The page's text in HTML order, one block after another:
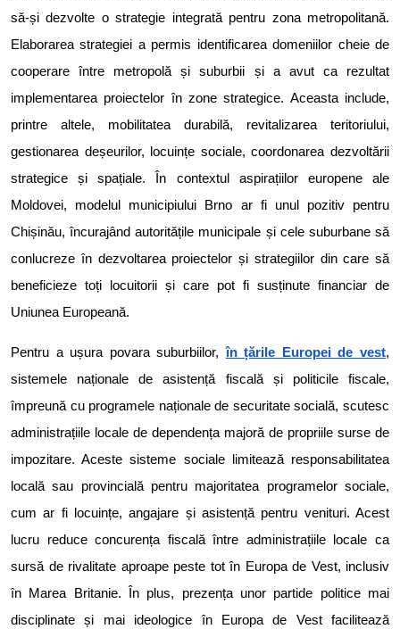
să-și dezvolte o strategie integrată pentru zona metropolitană.
Elaborarea strategiei a permis identificarea domeniilor cheie de
cooperare între metropolă și suburbii și a avut ca rezultat
implementarea proiectelor în zone strategice. Aceasta include,
printre altele, mobilitatea durabilă, revitalizarea teritoriului,
gestionarea deșeurilor, locuințe sociale, coordonarea dezvoltării
strategice și spațiale. În contextul aspirațiilor europene ale
Moldovei, modelul municipiului Brno ar fi unul pozitiv pentru
Chișinău, încurajând autoritățile municipale și cele suburbane să
conlucreze în dezvoltarea proiectelor și strategiilor din care să
beneficieze toți locuitorii și care pot fi susținute financiar de
Uniunea Europeană.
Pentru a ușura povara suburbiilor,în țările Europei de vest,
sistemele naționale de asistență fiscală și politicile fiscale,
împreună cu programele naționale de securitate socială, scutesc
administrațiile locale de dependența majoră de propriile surse de
impozitare. Aceste sisteme sociale limitează responsabilitatea
locală sau provincială pentru majoritatea programelor sociale,
cum ar fi locuințe, angajare și asistență pentru venituri. Acest
lucru reduce concurența fiscală între administrațiile locale ca
sursă de rivalitate aproape peste tot în Europa de Vest, inclusiv
în Marea Britanie. În plus, prezența unor partide politice mai
disciplinate și mai ideologice în Europa de Vest facilitează